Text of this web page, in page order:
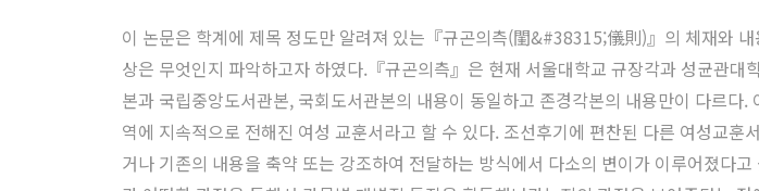
이 논문은 학계에 제목 정도만 알려져 있는『규곤의측(閨&#38315;儀則)』의 체재와
상은 무엇인지 파악하고자 하였다.『규곤의측』은 현재 서울대학교 규장각과 성균관
본과 국립중앙도서관본, 국회도서관본의 내용이 동일하고 존경각본의 내용만이 다르
역에 지속적으로 전해진 여성 교훈서라고 할 수 있다. 조선후기에 편찬된 다른 여성교
거나 기존의 내용을 축약 또는 강조하여 전달하는 방식에서 다소의 변이가 이루어졌다